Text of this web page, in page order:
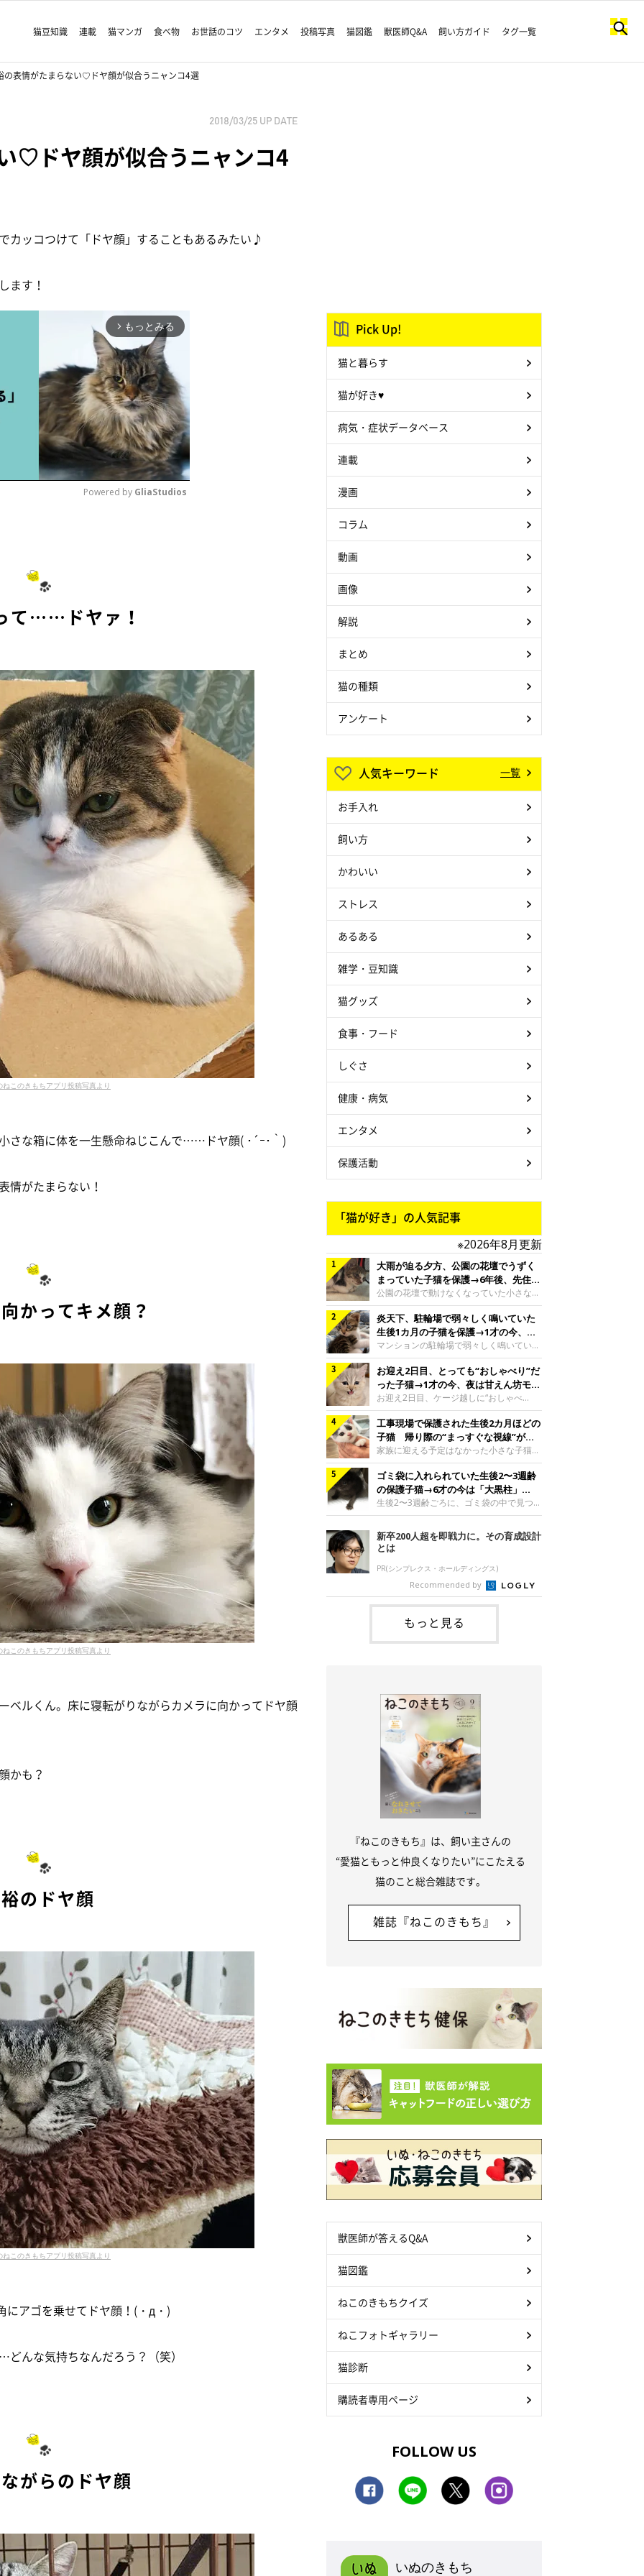
猫豆知識 連載 猫マンガ 食べ物 お世話のコツ エンタメ 投稿写真 猫図鑑 獣医師Q&A 飼い方ガイド タグ一覧
の表情がたまらない♡ドヤ顔が似合うニャンコ4選
2018/03/25 UP DATE
♡ドヤ顔が似合うニャンコ4
カッコつけて「ドヤ顔」することもあるみたい♪
ます！
arrow_forward_ios もっとみる
Powered by GliaStudios
て……ドヤァ！
ねこのきもちアプリ投稿写真より
さな箱に体を一生懸命ねじこんで……ドヤ顔( ･´ｰ･｀)
情がたまらない！
かってキメ顔？
ねこのきもちアプリ投稿写真より
ベルくん。床に寝転がりながらカメラに向かってドヤ顔
かも？
のドヤ顔
ねこのきもちアプリ投稿写真より
アゴを乗せてドヤ顔！(・д・)
んな気持ちなんだろう？（笑）
がらのドヤ顔
Pick Up!
猫と暮らす
猫が好き♥
病気・症状データベース
連載
漫画
コラム
動画
画像
解説
まとめ
猫の種類
アンケート
人気キーワード 一覧
お手入れ
飼い方
かわいい
ストレス
あるある
雑学・豆知識
猫グッズ
食事・フード
しぐさ
健康・病気
エンタメ
保護活動
「猫が好き」の人気記事
※2026年8月更新
大雨が迫る夕方、公園の花壇でうずく
まっていた子猫を保護→6年後、先住猫
と“姉妹”のような関係に
公園の花壇で動けなくなっていた小さな子
猫。家族に迎えられてから6年、先住猫と
の間には深い絆が育まれていました。保護
当時のティダちゃん。
@muumuu62197189紹介するのは、
X（旧Twitter）ユーザー
@muumuu62197189さんの愛猫・ティダ
ちゃん（取材時6才）の成長記録です。こ
ちらは、生後3カ月ごろのティダちゃん。
飼い主さんが出会ったのは、夜から大雨に
なると予報されていた日の夕方でした。花
壇で動けずにいた子猫保護したばかりのテ
ィダちゃん。@muumuu62197189飼い主
さんは、公園の
炎天下、駐輪場で弱々しく鳴いていた
生後1カ月の子猫を保護→1才の今、筋
肉質でツンデレなコに成長
マンションの駐輪場で弱々しく鳴いてい
た、生後1カ月ほどの子猫。家族に迎えら
れてから1年、体も行動も大きく成長しま
した。炎天下の駐輪場で鳴いていた小さな
子猫保護当時のモモちゃん。@Kingponzu
紹介するのは、X（旧Twitter）ユーザー
@Kingponzuさんの愛猫・モモちゃん（取
材時1才）の成長記録です。こちらは、モ
モちゃんが生後1カ月ごろに撮影された一
枚。飼い主さんの自宅マンションの駐輪場
で鳴いていたところを保護された当時の姿
です。子猫時代のモモちゃん。
@Kingponzuその日は気温が35℃を
お迎え2日目、とっても“おしゃべり”だ
った子猫→1才の今、夜は甘えん坊モー
ドになるコに成長！
お迎え2日目、ケージ越しに“おしゃべ
り”する姿を見せていた子猫。1才になった
今も見せる愛らしい姿にキュンとします。
お迎え2日目、ケージ越しに何かを伝える
ももちゃん“おしゃべり”なももちゃん。
@poocoonyan紹介するのは、Instagram
ユーザー@poocoonyanさんの愛猫・もも
ちゃん（取材時1才／マンチカン）です。
こちらの動画は、ももちゃんが生後2カ月
を過ぎたころ、お迎え2日目に撮影された
ため、当時はケージの中で過ごしていまし
た。鳴いてアピールするももち
工事現場で保護された生後2カ月ほどの
子猫 帰り際の“まっすぐな視線”が忘
れられず、家族の一員に
家族に迎える予定はなかった小さな子猫。
帰り際に見せた姿が、飼い主さんの心に残
りました。保護当時の夏目ちゃん。
@shibainu_rintaro紹介するのは、
Instagramユーザー@shibainu_rintaroさ
んの愛猫・夏目（なつめ）ちゃん（取材時
3才）。工事現場で親猫とはぐれたとみら
れ、保護された当時は生後2カ月ほどだっ
たといいます。新しい飼い主を探すつもり
が……保護されてケージに入っている夏目
ちゃん。@shibainu_rintaro夏目ちゃんを
保護したのは、以前、飼い主さんの愛猫・
ちくわく
ゴミ袋に入れられていた生後2〜3週齢
の保護子猫→6才の今は「大黒柱」
に！ 美しい黒猫に成長した姿にグッ
とくる
生後2〜3週齢ごろに、ゴミ袋の中で見つか
った小さな命。ミルクから育てられたその
子猫は今、家族に欠かせない存在へと成長
しました。ゴミ袋の中で見つかった、ミニ
モグラのような子猫よちよち歩きをしてい
たころの、生後2〜3週齢ごろのドンちゃ
ん。@doddou_1今回紹介するのは、
X（旧Twitter）ユーザー@doddou_1さん
の愛猫・ドンちゃん（取材時、推定6才／
本名：ドミトリー・ドンスコイ）。ドンち
ゃんは、保護猫でした。ドンちゃんが見つ
かったのは、飼い主さんの姉の勤め先の敷
新卒200人超を即戦力に。その育成設計
とは
PR(シンプレクス・ホールディングス)
Recommended by
もっと見る
『ねこのきもち』は、飼い主さんの
“愛猫ともっと仲良くなりたい”にこたえる
猫のこと総合雑誌です。
雑誌『ねこのきもち』
獣医師が答えるQ&A
猫図鑑
ねこのきもちクイズ
ねこフォトギャラリー
猫診断
購読者専用ページ
FOLLOW US
いぬのきもち